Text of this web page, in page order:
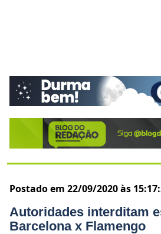
Postado em 22/09/2020 às
Autoridades interditam
Barcelona x Flamengo